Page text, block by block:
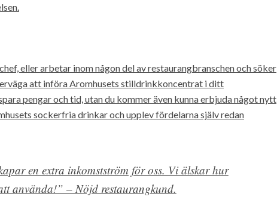
eller arbetar inom någon del av restaurangbranschen och söker
att införa Aromhusets stilldrinkkoncentrat i ditt
pengar och tid, utan du kommer även kunna erbjuda något nytt
sockerfria drinkar och upplev fördelarna själv redan
en extra inkomstström för oss. Vi älskar hur
använda!” – Nöjd restaurangkund.